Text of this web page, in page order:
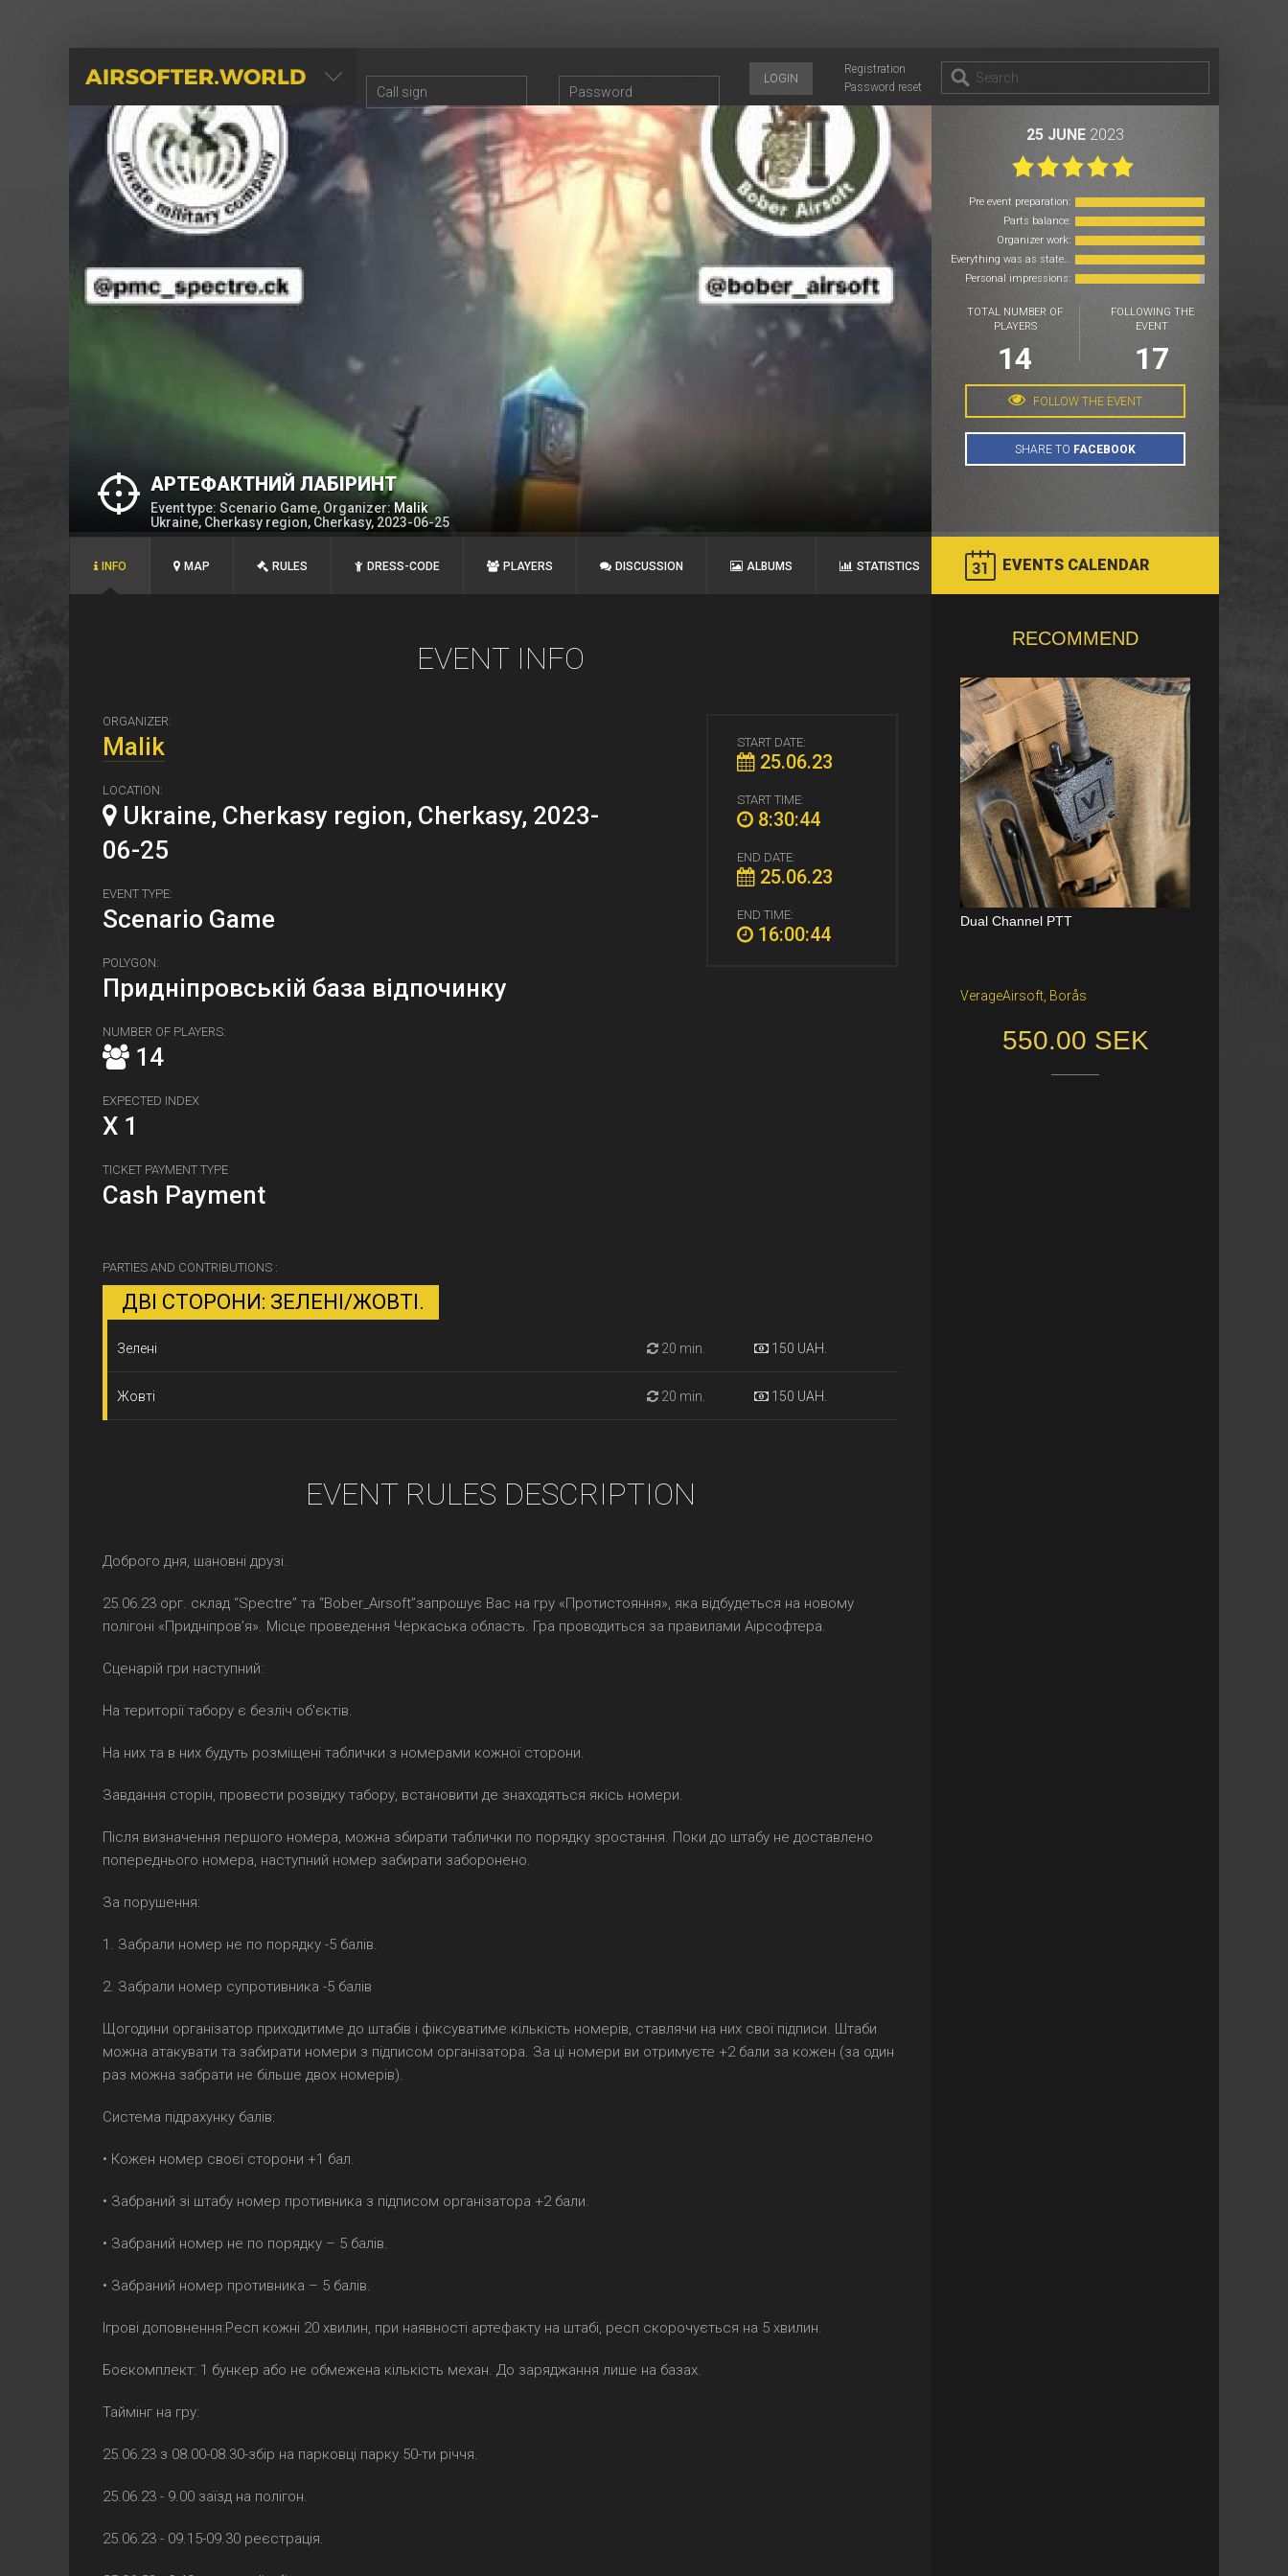
AIRSOFTER.WORLD
Registration
Password reset
LOGIN
25 JUNE 2023
Pre event preparation:
Parts balance:
Organizer work:
Everything was as stated:
Personal impressions:
TOTAL NUMBER OF
PLAYERS
14
FOLLOWING THE
EVENT
17
FOLLOW THE EVENT
АРТЕФАКТНИЙ ЛАБІРИНТ
Event type: Scenario Game, Organizer: Malik
Ukraine, Cherkasy region, Cherkasy, 2023-06-25
INFO MAP RULES DRESS-CODE PLAYERS DISCUSSION ALBUMS STATISTICS EVENTS CALENDAR
EVENT INFO
ORGANIZER:
Malik
LOCATION:
Ukraine, Cherkasy region, Cherkasy, 2023-
06-25
EVENT TYPE:
Scenario Game
POLYGON:
Придніпровській база відпочинку
NUMBER OF PLAYERS:
14
EXPECTED INDEX
X 1
TICKET PAYMENT TYPE
Cash Payment
START DATE:
25.06.23
START TIME:
8:30:44
END DATE:
25.06.23
END TIME:
16:00:44
PARTIES AND CONTRIBUTIONS :
ДВІ СТОРОНИ: ЗЕЛЕНІ/ЖОВТІ.
Зелені 20 min. 150 UAH.
Жовті 20 min. 150 UAH.
EVENT RULES DESCRIPTION
Доброго дня, шановні друзі.
25.06.23 орг. склад “Spectre” та “Bober_Airsoft”запрошує Вас на гру «Протистояння», яка відбудеться на новому
полігоні «Придніпровʼя». Місце проведення Черкаська область. Гра проводиться за правилами Аірсофтера.
Сценарій гри наступний:
На території табору є безліч об'єктів.
На них та в них будуть розміщені таблички з номерами кожної сторони.
Завдання сторін, провести розвідку табору, встановити де знаходяться якісь номери.
Після визначення першого номера, можна збирати таблички по порядку зростання. Поки до штабу не доставлено
попереднього номера, наступний номер забирати заборонено.
За порушення:
1. Забрали номер не по порядку -5 балів.
2. Забрали номер супротивника -5 балів
Щогодини організатор приходитиме до штабів і фіксуватиме кількість номерів, ставлячи на них свої підписи. Штаби
можна атакувати та забирати номери з підписом організатора. За ці номери ви отримуєте +2 бали за кожен (за один
раз можна забрати не більше двох номерів).
Система підрахунку балів:
• Кожен номер своєї сторони +1 бал.
• Забраний зі штабу номер противника з підписом організатора +2 бали.
• Забраний номер не по порядку – 5 балів.
• Забраний номер противника – 5 балів.
Ігрові доповнення:Респ кожні 20 хвилин, при наявності артефакту на штабі, респ скорочується на 5 хвилин.
Боєкомплект: 1 бункер або не обмежена кількість механ. До заряджання лише на базах.
Таймінг на гру:
25.06.23 з 08.00-08.30-збір на парковці парку 50-ти річчя.
25.06.23 - 9.00 заїзд на полігон.
25.06.23 - 09.15-09.30 реєстрація.
RECOMMEND
Dual Channel PTT
VerageAirsoft, Borås
550.00 SEK
Katana Battle Belt / Color: Ranger Gr
Freiburg im Breisgau
40.00 €